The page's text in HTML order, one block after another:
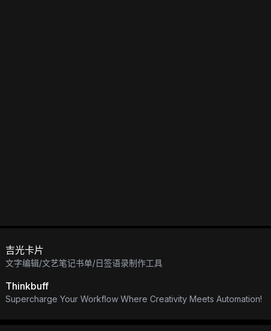
吉光卡片
文字编辑/文艺笔记书单/日签语录制作工具
Thinkbuff
Supercharge Your Workflow Where Creativity Meets Automation!